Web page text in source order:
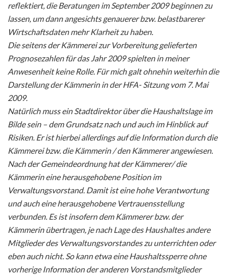
reflektiert, die Beratungen im September 2009 beginnen zu
lassen, um dann angesichts genauerer bzw. belastbarerer
Wirtschaftsdaten mehr Klarheit zu haben.
Die seitens der Kämmerei zur Vorbereitung gelieferten
Prognosezahlen für das Jahr 2009 spielten in meiner
Anwesenheit keine Rolle. Für mich galt ohnehin weiterhin die
Darstellung der Kämmerin in der HFA- Sitzung vom 7. Mai
2009.
Natürlich muss ein Stadtdirektor über die Haushaltslage im
Bilde sein – dem Grundsatz nach und auch im Hinblick auf
Risiken. Er ist hierbei allerdings auf die Information durch die
Kämmerei bzw. die Kämmerin / den Kämmerer angewiesen.
Nach der Gemeindeordnung hat der Kämmerer/ die
Kämmerin eine herausgehobene Position im
Verwaltungsvorstand. Damit ist eine hohe Verantwortung
und auch eine herausgehobene Vertrauensstellung
verbunden. Es ist insofern dem Kämmerer bzw. der
Kämmerin übertragen, je nach Lage des Haushaltes andere
Mitglieder des Verwaltungsvorstandes zu unterrichten oder
eben auch nicht. So kann etwa eine Haushaltssperre ohne
vorherige Information der anderen Vorstandsmitglieder